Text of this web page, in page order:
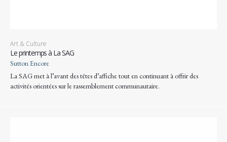
Art & Culture
Le printemps à La SAG
Sutton Encore
La SAG met à l’avant des têtes d’affiche tout en continuant à offrir des
activités orientées sur le rassemblement communautaire.